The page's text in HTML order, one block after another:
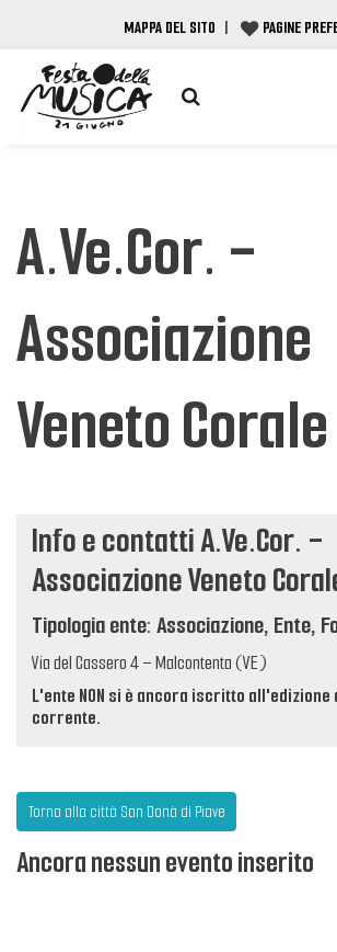
MAPPA DEL SITO | PAGINE
A.Ve.Cor. -
Associazione
Veneto Corale
Info e contatti A.Ve.Cor. -
Associazione Veneto
Tipologia ente: Associazione, Ente,
Via del Cassero 4 – Malcontenta (VE)
L'ente NON si è ancora iscritto all'edizione
corrente.
Torna alla città San Donà di Piave
Ancora nessun evento inserito